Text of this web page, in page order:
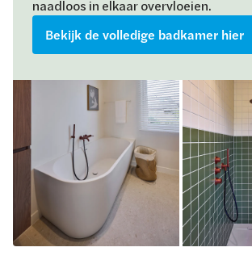
naadloos in elkaar overvloeien.
Bekijk de volledige badkamer hier